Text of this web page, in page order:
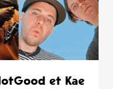
et Kae